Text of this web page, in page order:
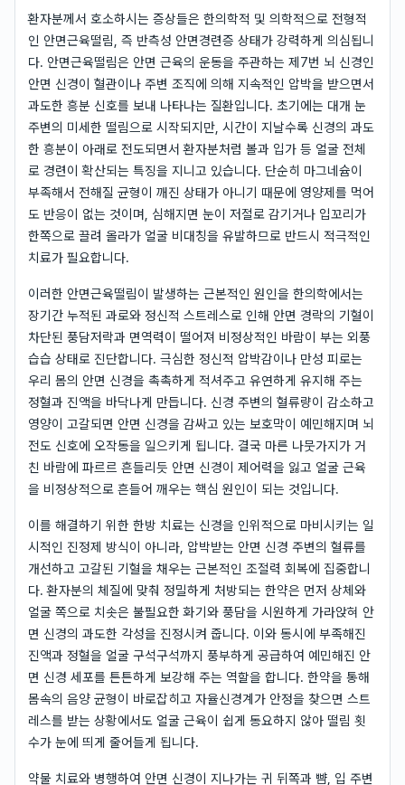
환자분께서 호소하시는 증상들은 한의학적 및 의학적으로 전형적
인 안면근육떨림, 즉 반측성 안면경련증 상태가 강력하게 의심됩니
다. 안면근육떨림은 안면 근육의 운동을 주관하는 제7번 뇌 신경인
안면 신경이 혈관이나 주변 조직에 의해 지속적인 압박을 받으면서
과도한 흥분 신호를 보내 나타나는 질환입니다. 초기에는 대개 눈
주변의 미세한 떨림으로 시작되지만, 시간이 지날수록 신경의 과도
한 흥분이 아래로 전도되면서 환자분처럼 볼과 입가 등 얼굴 전체
로 경련이 확산되는 특징을 지니고 있습니다. 단순히 마그네슘이
부족해서 전해질 균형이 깨진 상태가 아니기 때문에 영양제를 먹어
도 반응이 없는 것이며, 심해지면 눈이 저절로 감기거나 입꼬리가
한쪽으로 끌려 올라가 얼굴 비대칭을 유발하므로 반드시 적극적인
치료가 필요합니다.
이러한 안면근육떨림이 발생하는 근본적인 원인을 한의학에서는
장기간 누적된 과로와 정신적 스트레스로 인해 안면 경락의 기혈이
차단된 풍담저락과 면역력이 떨어져 비정상적인 바람이 부는 외풍
습습 상태로 진단합니다. 극심한 정신적 압박감이나 만성 피로는
우리 몸의 안면 신경을 촉촉하게 적셔주고 유연하게 유지해 주는
정혈과 진액을 바닥나게 만듭니다. 신경 주변의 혈류량이 감소하고
영양이 고갈되면 안면 신경을 감싸고 있는 보호막이 예민해지며 뇌
전도 신호에 오작동을 일으키게 됩니다. 결국 마른 나뭇가지가 거
친 바람에 파르르 흔들리듯 안면 신경이 제어력을 잃고 얼굴 근육
을 비정상적으로 흔들어 깨우는 핵심 원인이 되는 것입니다.
이를 해결하기 위한 한방 치료는 신경을 인위적으로 마비시키는 일
시적인 진정제 방식이 아니라, 압박받는 안면 신경 주변의 혈류를
개선하고 고갈된 기혈을 채우는 근본적인 조절력 회복에 집중합니
다. 환자분의 체질에 맞춰 정밀하게 처방되는 한약은 먼저 상체와
얼굴 쪽으로 치솟은 불필요한 화기와 풍담을 시원하게 가라앉혀 안
면 신경의 과도한 각성을 진정시켜 줍니다. 이와 동시에 부족해진
진액과 정혈을 얼굴 구석구석까지 풍부하게 공급하여 예민해진 안
면 신경 세포를 튼튼하게 보강해 주는 역할을 합니다. 한약을 통해
몸속의 음양 균형이 바로잡히고 자율신경계가 안정을 찾으면 스트
레스를 받는 상황에서도 얼굴 근육이 쉽게 동요하지 않아 떨림 횟
수가 눈에 띄게 줄어들게 됩니다.
약물 치료와 병행하여 안면 신경이 지나가는 귀 뒤쪽과 뺨, 입 주변